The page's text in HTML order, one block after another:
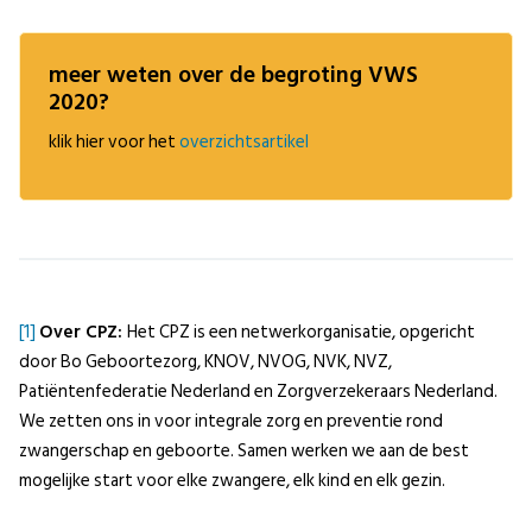
meer weten over de begroting VWS
2020?
klik hier voor hetoverzichtsartikel
[1] Over CPZ: Het CPZ is een netwerkorganisatie, opgericht
door Bo Geboortezorg, KNOV, NVOG, NVK, NVZ,
Patiëntenfederatie Nederland en Zorgverzekeraars Nederland.
We zetten ons in voor integrale zorg en preventie rond
zwangerschap en geboorte. Samen werken we aan de best
mogelijke start voor elke zwangere, elk kind en elk gezin.